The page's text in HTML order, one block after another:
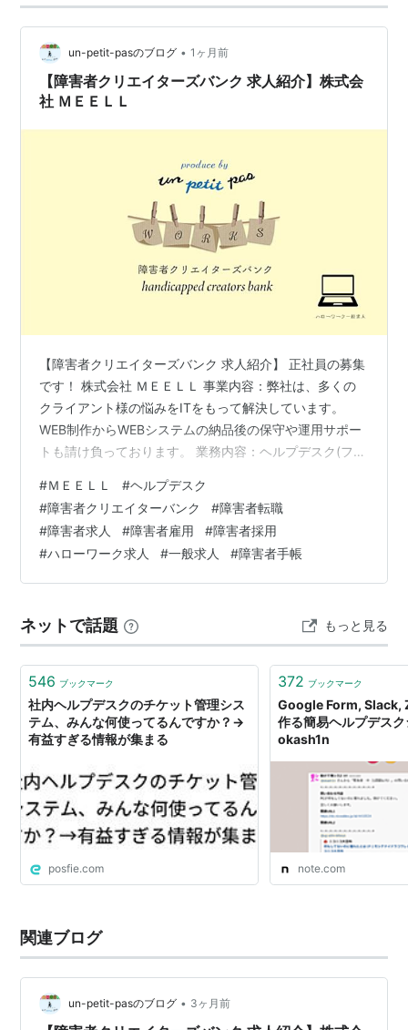
un-petit-pasのブログ • 1ヶ月前
【障害者クリエイターズバンク 求人紹介】株式会
社 ＭＥＥＬＬ
【障害者クリエイターズバンク 求人紹介】 正社員の募集
です！ 株式会社 ＭＥＥＬＬ 事業内容：弊社は、多くの
クライアント様の悩みをITをもって解決しています。
WEB制作からWEBシステムの納品後の保守や運用サポー
トも請け負っております。 業務内容：ヘルプデスク(フル
トツールでの応対を主に行っていただき、その他に資料
作成やデータ入力業務を行っていただきます。業務で困
ったことがあればサポートさせていただきます。初めて
IT業界にチャレンジしてみたい方を応援しています。お
気軽にご応募ください。 勤務地最寄り駅：東銀座駅ー東
#ＭＥＥＬＬ #ヘルプデスク
#障害者クリエイターバンク #障害者転職
#障害者求人 #障害者雇用 #障害者採用
#ハローワーク求人 #一般求人 #障害者手帳
ネットで話題 もっと見る
546 ブックマーク
社内ヘルプデスクのチケット管理シス
テム、みんな何使ってるんですか？→
有益すぎる情報が集まる
posfie.com
372 ブックマーク
Google Form, Slack,
作る簡易ヘルプデス
okash1n
note.com
関連ブログ
un-petit-pasのブログ • 3ヶ月前